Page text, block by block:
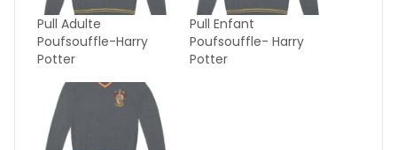
Pull Adulte
Poufsouffle-Harry
Potter
Pull Enfant
Poufsouffle- Harry
Potter